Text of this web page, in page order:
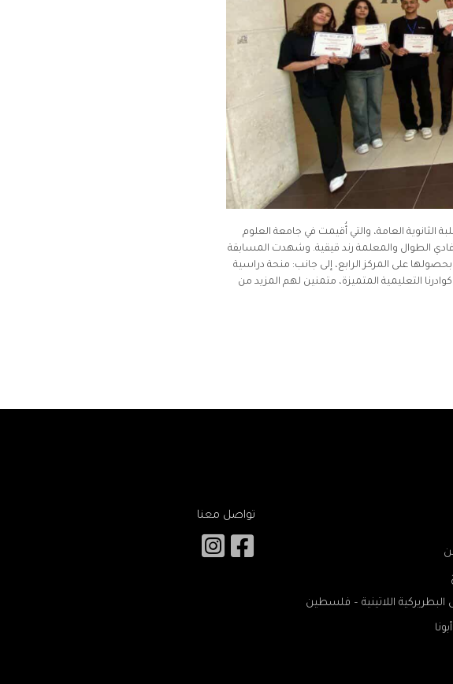
العامة، والتي أُقيمت في جامعة العلوم
الأستاذ فادي الطوال والمعلمة رند قيقية. وشهدت المسابقة
دحمس بحصولها على المركز الرابع، إلى جانب: منحة دراسية
المبدعين وكوادرنا التعليمية المتميزة، متمنين لهم المزيد من
اللاتينية – فلسطين
تواصل معنا